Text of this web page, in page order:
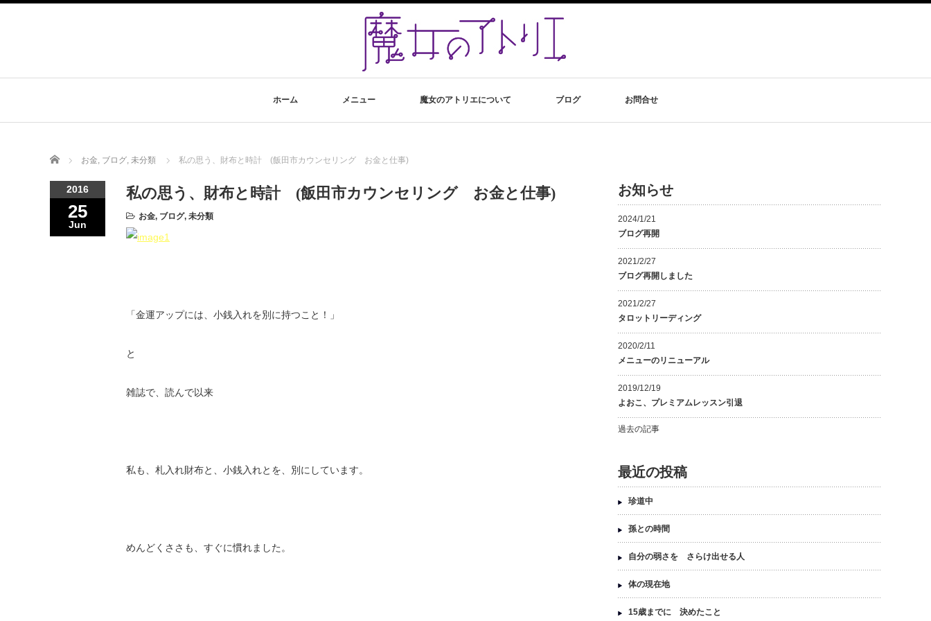
ホーム メニュー 魔女のアトリエについて ブログ お問合せ
Home お金, ブログ, 未分類 私の思う、財布と時計 (飯田市カウンセリング お金と仕事)
2016
25
Jun
私の思う、財布と時計 (飯田市カウンセリング お金と仕事)
お金, ブログ, 未分類
「金運アップには、小銭入れを別に持つこと！」
と
雑誌で、読んで以来
私も、札入れ財布と、小銭入れとを、別にしています。
めんどくささも、すぐに慣れました。
お知らせ
2024/1/21
ブログ再開
2021/2/27
ブログ再開しました
2021/2/27
タロットリーディング
2020/2/11
メニューのリニューアル
2019/12/19
よおこ、プレミアムレッスン引退
過去の記事
最近の投稿
珍道中
孫との時間
自分の弱さを さらけ出せる人
体の現在地
15歳までに 決めたこと